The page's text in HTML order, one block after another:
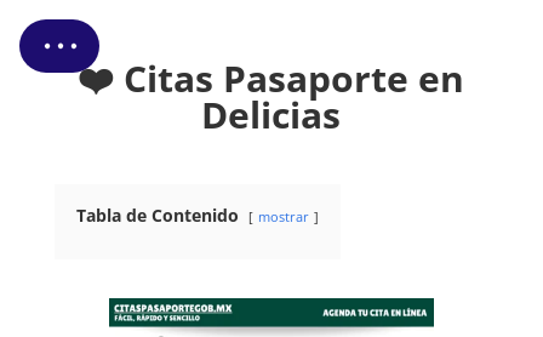
❤️ Citas Pasaporte en
Delicias
Tabla de Contenido mostrar